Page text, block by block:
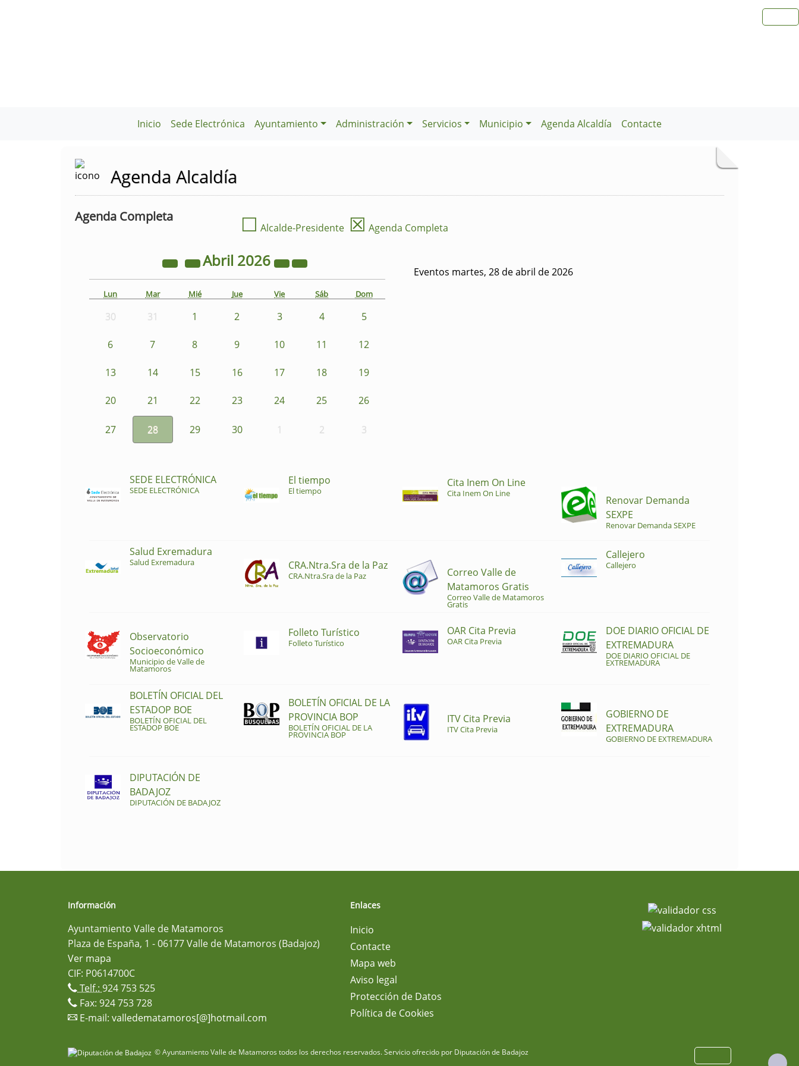
Inicio Sede Electrónica Ayuntamiento Administración Servicios Municipio Agenda Alcaldía Contacte
Agenda Alcaldía
Agenda Completa ☐ Alcalde-Presidente ☒ Agenda Completa
Abril 2026
Lun Mar Mié Jue Vie Sáb Dom
30 31 1 2 3 4 5
6 7 8 9 10 11 12
13 14 15 16 17 18 19
20 21 22 23 24 25 26
27 28 29 30 1 2 3
Eventos martes, 28 de abril de 2026
SEDE ELECTRÓNICA
SEDE ELECTRÓNICA
El tiempo
El tiempo
Cita Inem On Line
Cita Inem On Line
Renovar Demanda
SEXPE
Renovar Demanda SEXPE
Salud Exremadura
Salud Exremadura CRA.Ntra.Sra de la Paz
CRA.Ntra.Sra de la Paz
Correo Valle de
Matamoros Gratis
Correo Valle de Matamoros
Gratis
Callejero
Callejero
Observatorio
Socioeconómico
Municipio de Valle de
Matamoros
Folleto Turístico
Folleto Turístico
OAR Cita Previa
OAR Cita Previa
DOE DIARIO OFICIAL DE
EXTREMADURA
DOE DIARIO OFICIAL DE
EXTREMADURA
BOLETÍN OFICIAL DEL
ESTADOP BOE
BOLETÍN OFICIAL DEL
ESTADOP BOE
BOLETÍN OFICIAL DE LA
PROVINCIA BOP
BOLETÍN OFICIAL DE LA
PROVINCIA BOP
ITV Cita Previa
ITV Cita Previa
GOBIERNO DE
EXTREMADURA
GOBIERNO DE EXTREMADURA
DIPUTACIÓN DE
BADAJOZ
DIPUTACIÓN DE BADAJOZ
Información
Ayuntamiento Valle de Matamoros
Plaza de España, 1 - 06177 Valle de Matamoros (Badajoz)
Ver mapa
CIF: P0614700C
Telf.:924 753 525
Fax: 924 753 728
E-mail: valledematamoros[@]hotmail.com
Enlaces
Inicio
Contacte
Mapa web
Aviso legal
Protección de Datos
Política de Cookies
© Ayuntamiento Valle de Matamoros todos los derechos reservados.Servicio ofrecido por Diputación de Badajoz